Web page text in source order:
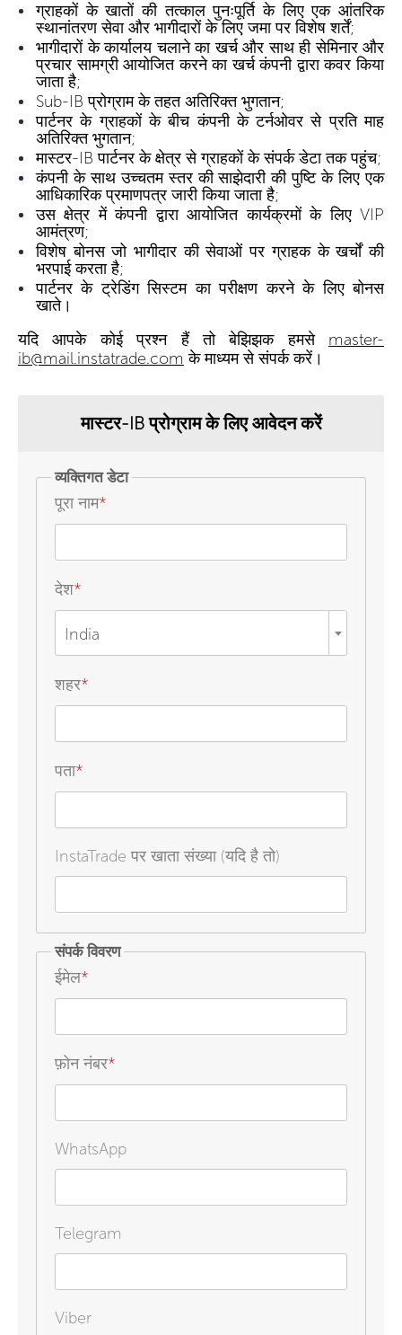
ग्राहकों के खातों की तत्काल पुनःपूर्ति के लिए एक आंतरिक
स्थानांतरण सेवा और भागीदारों के लिए जमा पर विशेष शर्तें;
भागीदारों के कार्यालय चलाने का खर्च और साथ ही सेमिनार और
प्रचार सामग्री आयोजित करने का खर्च कंपनी द्वारा कवर किया
जाता है;
Sub-IB प्रोग्राम के तहत अतिरिक्त भुगतान;
पार्टनर के ग्राहकों के बीच कंपनी के टर्नओवर से प्रति माह
अतिरिक्त भुगतान;
मास्टर-IB पार्टनर के क्षेत्र से ग्राहकों के संपर्क डेटा तक पहुंच;
कंपनी के साथ उच्चतम स्तर की साझेदारी की पुष्टि के लिए एक
आधिकारिक प्रमाणपत्र जारी किया जाता है;
उस क्षेत्र में कंपनी द्वारा आयोजित कार्यक्रमों के लिए VIP
आमंत्रण;
विशेष बोनस जो भागीदार की सेवाओं पर ग्राहक के खर्चों की
भरपाई करता है;
पार्टनर के ट्रेडिंग सिस्टम का परीक्षण करने के लिए बोनस
खाते।
यदि आपके कोई प्रश्न हैं तो बेझिझक हमसे master-
ib@mail.instatrade.com के माध्यम से संपर्क करें।
मास्टर-IB प्रोग्राम के लिए आवेदन करें
व्यक्तिगत डेटा
पूरा नाम*
देश*
India
शहर*
पता*
InstaTrade पर खाता संख्या (यदि है तो)
संपर्क विवरण
ईमेल*
फ़ोन नंबर*
WhatsApp
Telegram
Viber